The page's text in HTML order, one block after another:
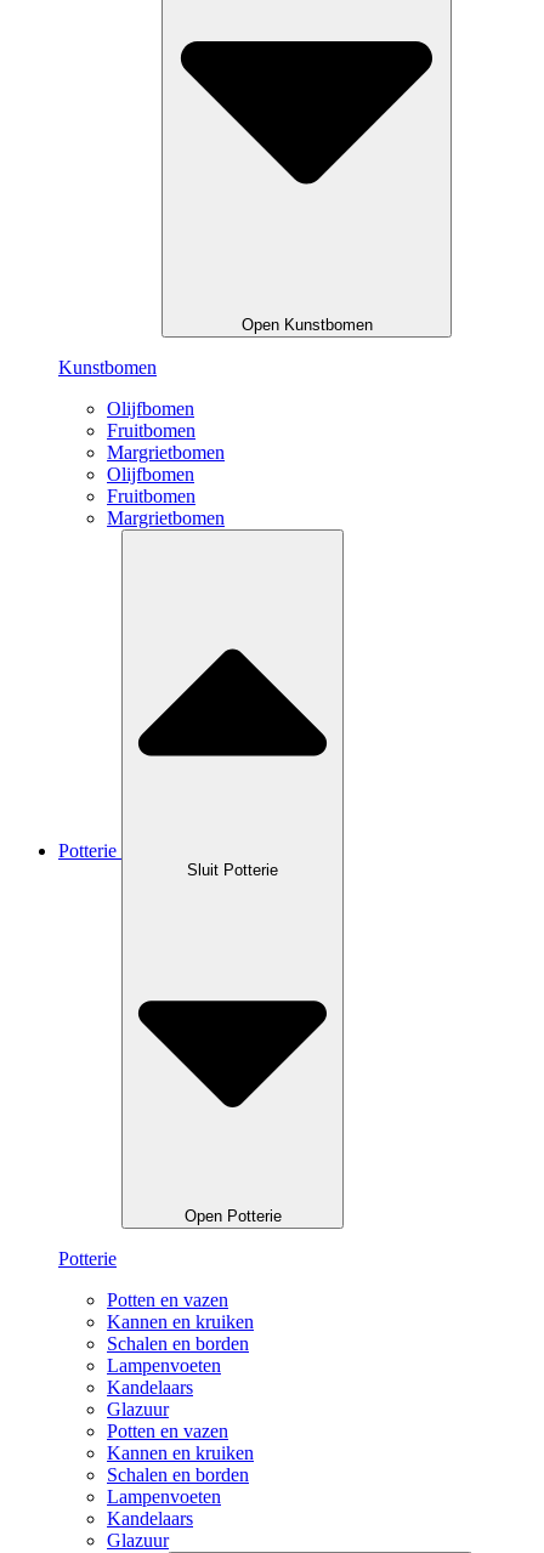
Open Kunstbomen
Kunstbomen
Olijfbomen
Fruitbomen
Margrietbomen
Olijfbomen
Fruitbomen
Margrietbomen
Potterie
Sluit Potterie
Open Potterie
Potterie
Potten en vazen
Kannen en kruiken
Schalen en borden
Lampenvoeten
Kandelaars
Glazuur
Potten en vazen
Kannen en kruiken
Schalen en borden
Lampenvoeten
Kandelaars
Glazuur